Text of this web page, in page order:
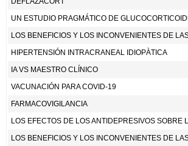
HIPERTENSIÓN INTRACRANEAL IDIOPÀTICA
IA VS MAESTRO CLÍNICO
VACUNACIÓN PARA COVID-19
FARMACOVIGILANCIA